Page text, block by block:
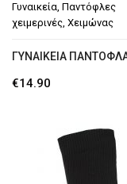
Γυναικεία, Παντόφλες
χειμερινές, Χειμώνας
ΓΥΝΑΙΚΕΊΑ
€14.90